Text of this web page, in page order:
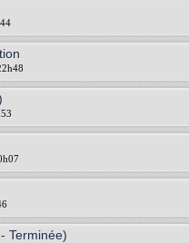
Terminée)